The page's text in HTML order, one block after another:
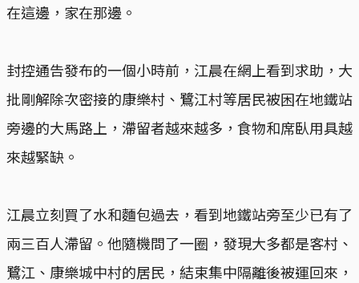
在這邊，家在那邊。
封控通告發布的一個小時前，江晨在網上看到求助，大
批剛解除次密接的康樂村、鷺江村等居民被困在地鐵站
旁邊的大馬路上，滯留者越來越多，食物和席臥用具越
來越緊缺。
江晨立刻買了水和麵包過去，看到地鐵站旁至少已有了
兩三百人滯留。他隨機問了一圈，發現大多都是客村、
鷺江、康樂城中村的居民，結束集中隔離後被運回來，